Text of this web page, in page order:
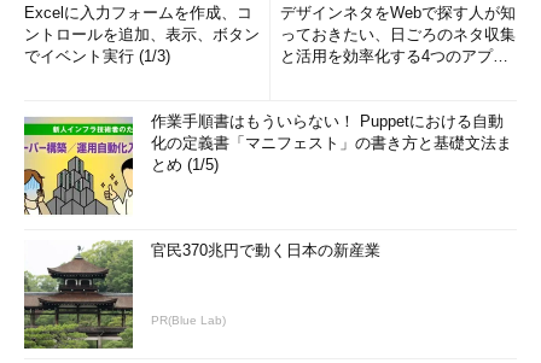
Excelに入力フォームを作成、コ
ントロールを追加、表示、ボタン
でイベント実行 (1/3)
デザインネタをWebで探す人が知
っておきたい、日ごろのネタ収集
と活用を効率化する4つのアプリ
作業手順書はもういらない！ Puppetにおける自動
化の定義書「マニフェスト」の書き方と基礎文法ま
とめ (1/5)
官民370兆円で動く日本の新産業
PR(Blue Lab)